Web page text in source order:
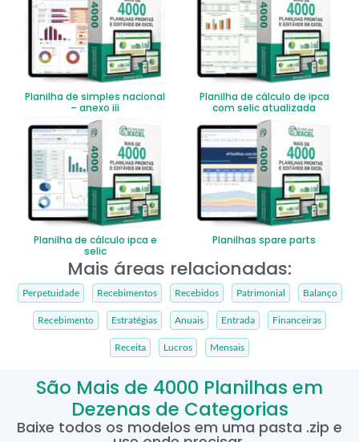
Planilha de simples nacional
– anexo iii
Planilha de cálculo de ipca
com selic atualizada
Planilha de cálculo ipca e
selic
Planilhas spare parts
Mais áreas relacionadas:
Perpetuidade Recebimentos Recebidos Patrimonial Balanço
Recebimento Estratégias Anuais Entrada Financeiras
Receita Lucros Mensais
São Mais de 4000 Planilhas em
Dezenas de Categorias
Baixe todos os modelos em uma pasta .zip e